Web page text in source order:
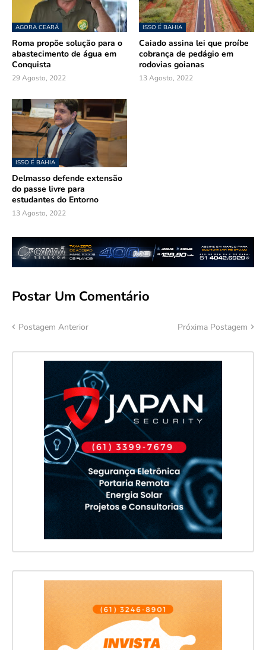
AGORA CEARÁ
Roma propõe solução para o
abastecimento de água em
Conquista
29 Agosto, 2022
ISSO É BAHIA
Caiado assina lei que proíbe
cobrança de pedágio em
rodovias goianas
13 Agosto, 2022
ISSO É BAHIA
Delmasso defende extensão
do passe livre para
estudantes do Entorno
13 Agosto, 2022
Postar Um Comentário
Postagem Anterior Próxima Postagem